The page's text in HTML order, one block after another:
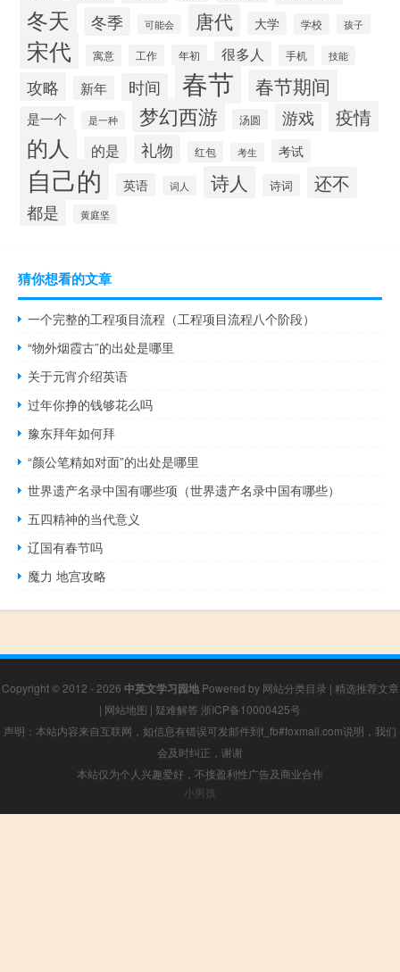
冬天 冬季 可能会 唐代 大学 学校 孩子
宋代 寓意 工作 年初 很多人 手机 技能
攻略 新年 时间 春节 春节期间
是一个 是一种 梦幻西游 汤圆 游戏 疫情
的人 的是 礼物 红包 考生 考试
自己的 英语 词人 诗人 诗词 还不
都是 黄庭坚
猜你想看的文章
一个完整的工程项目流程（工程项目流程八个阶段）
“物外烟霞古”的出处是哪里
关于元宵介绍英语
过年你挣的钱够花么吗
豫东拜年如何拜
“颜公笔精如对面”的出处是哪里
世界遗产名录中国有哪些项（世界遗产名录中国有哪些）
五四精神的当代意义
辽国有春节吗
魔力 地宫攻略
Copyright © 2012 - 2026 中英文学习园地Powered by 网站分类目录 | 精选推荐文章
| 网站地图 | 疑难解答 浙ICP备10000425号
声明：本站内容来自互联网，如信息有错误可发邮件到f_fb#foxmail.com说明，我们
会及时纠正，谢谢
本站仅为个人兴趣爱好，不接盈利性广告及商业合作
小男孩